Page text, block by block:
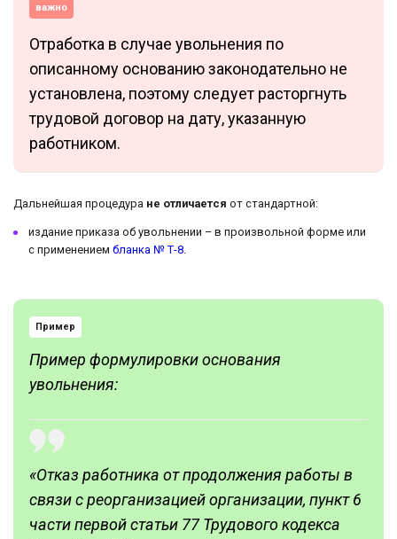
важно
Отработка в случае увольнения по
описанному основанию законодательно не
установлена, поэтому следует расторгнуть
трудовой договор на дату, указанную
работником.
Дальнейшая процедура не отличается от стандартной:
издание приказа об увольнении – в произвольной форме или
с применением бланка № Т-8.
Пример
Пример формулировки основания
увольнения:
«Отказ работника от продолжения работы в
связи с реорганизацией организации, пункт 6
части первой статьи 77 Трудового кодекса